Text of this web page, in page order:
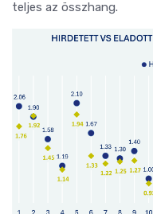
teljes az összhang.